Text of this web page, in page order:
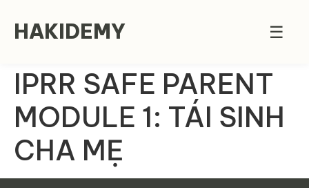
HAKIDEMY ☰
IPRR SAFE PARENT
MODULE 1: TÁI SINH
CHA MẸ